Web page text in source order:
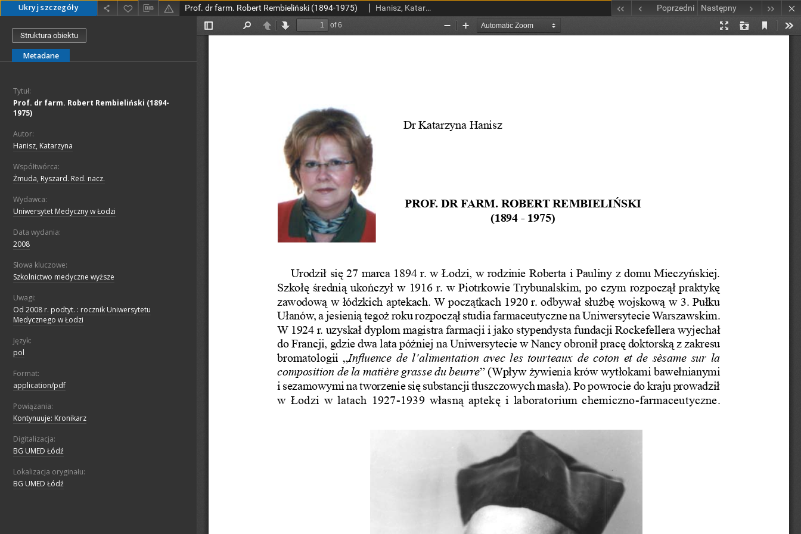
Ukryj szczegóły Prof. dr farm. Robert Rembieliński (1894-1975) Hanisz, Katarzyna Poprzedni Następny
Struktura obiektu
Metadane
Tytuł:
Prof. dr farm. Robert Rembieliński (1894-
1975)
Autor:
Hanisz, Katarzyna
Współtwórca:
Żmuda, Ryszard. Red. nacz.
Wydawca:
Uniwersytet Medyczny w Łodzi
Data wydania:
2008
Słowa kluczowe:
Szkolnictwo medyczne wyższe
Uwagi:
Od 2008 r. podtyt. : rocznik Uniwersytetu
Medycznego w Łodzi
Język:
pol
Format:
application/pdf
Powiązania:
Kontynuuje: Kronikarz
Digitalizacja:
BG UMED Łódź
Lokalizacja oryginału:
BG UMED Łódź